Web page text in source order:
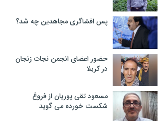
پس افشاگری مجاهدین چه شد؟
حضور اعضای انجمن نجات زنجان
در کربلا
مسعود تقی پوریان از فروغ
شکست خورده می گوید